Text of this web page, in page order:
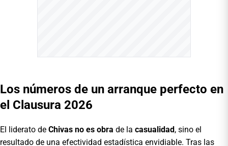
Los números de un arranque perfecto en
el Clausura 2026
El liderato de Chivas no es obra de la casualidad, sino el
resultado de una efectividad estadística envidiable. Tras las